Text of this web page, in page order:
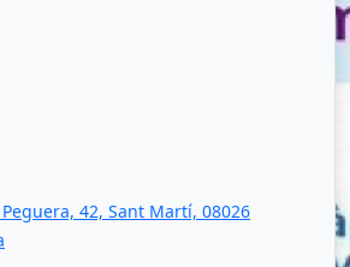
42, Sant Martí, 08026